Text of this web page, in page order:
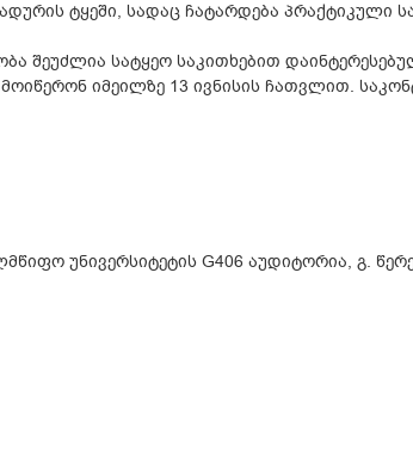
ტყეში, სადაც ჩატარდება პრაქტიკული
შეუძლია სატყეო საკითხებით
იმეილზე 13 ივნისის ჩათვლით.
უნივერსიტეტის G406 აუდიტორია, გ.